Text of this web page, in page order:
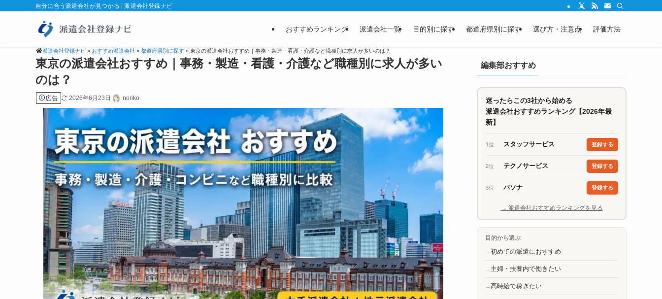
自分に合う派遣会社が見つかる | 派遣会社登録ナビ
おすすめランキング 派遣会社一覧 目的別に探す 都道府県別に探す 選び方・注意点 評価方法
派遣会社登録ナビ» おすすめ派遣会社 » 都道府県別に探す» 東京の派遣会社おすすめ｜事務・製造・看護・介護など職種別に求人が多いのは？
東京の派遣会社おすすめ｜事務・製造・看護・介護など職種別に求人が多い
のは？
広告 2026年6月23日 noriko
編集部おすすめ
迷ったらこの3社から始める
派遣会社おすすめランキング【2026年最
新】
1位 スタッフサービス 登録する
2位 テクノサービス 登録する
3位 パソナ 登録する
→ 派遣会社おすすめランキングを見る
目的から選ぶ
初めての派遣におすすめ
主婦・扶養内で働きたい
高時給で稼ぎたい